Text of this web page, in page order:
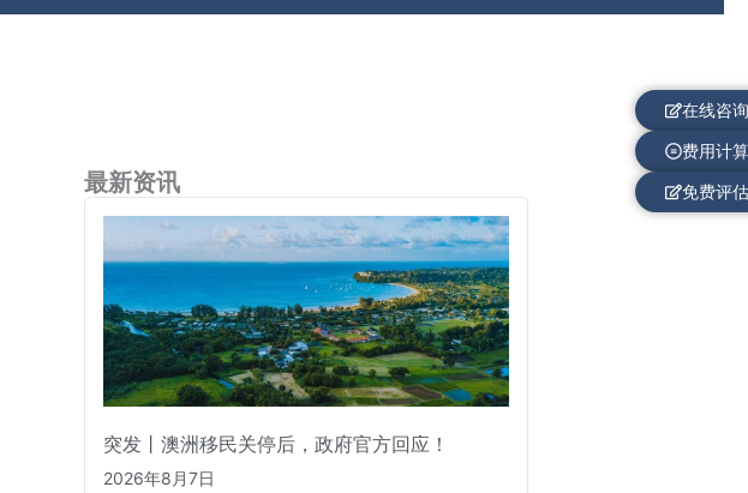
最新资讯
突发丨澳洲移民关停后，政府官方回应！
2026年8月7日
在线咨询
费用计算
免费评估